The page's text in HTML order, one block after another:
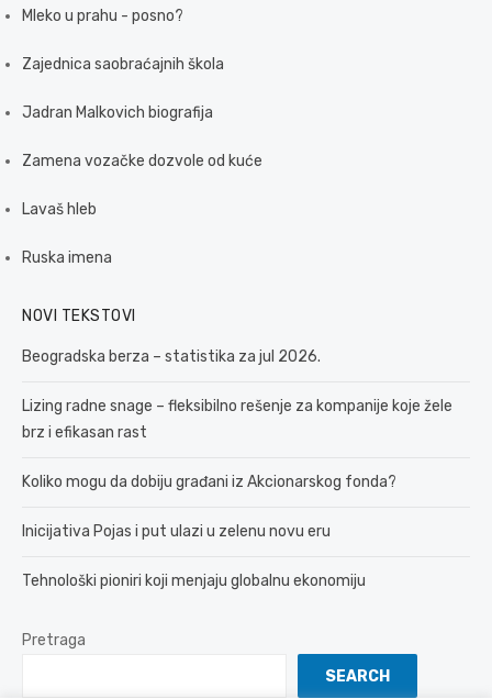
Mleko u prahu - posno?
Zajednica saobraćajnih škola
Jadran Malkovich biografija
Zamena vozačke dozvole od kuće
Lavaš hleb
Ruska imena
NOVI TEKSTOVI
Beogradska berza – statistika za jul 2026.
Lizing radne snage – fleksibilno rešenje za kompanije koje žele
brz i efikasan rast
Koliko mogu da dobiju građani iz Akcionarskog fonda?
Inicijativa Pojas i put ulazi u zelenu novu eru
Tehnološki pioniri koji menjaju globalnu ekonomiju
Pretraga
SEARCH